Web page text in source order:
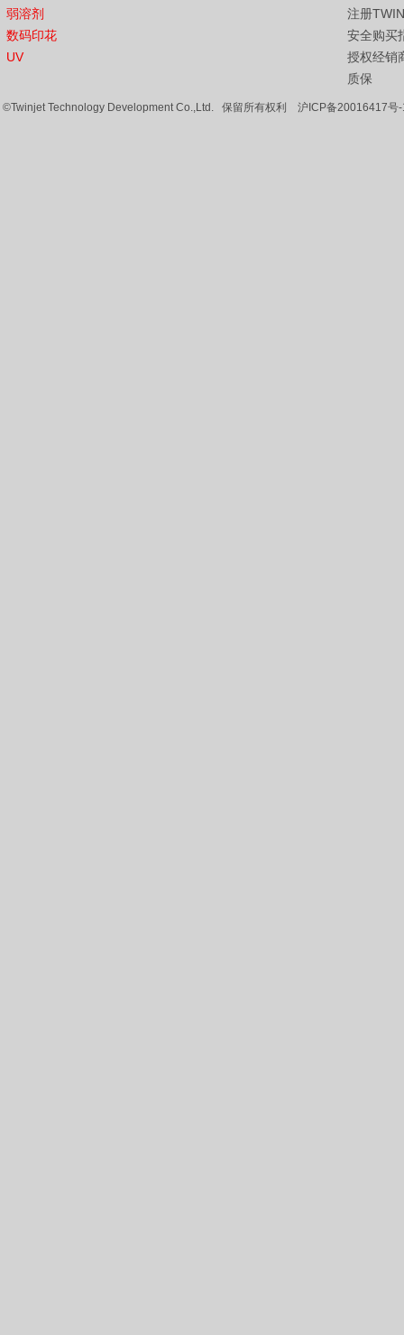
弱溶剂
数码印花
UV
注册
安全购买
授权经销
质保
©Twinjet Technology Development Co.,Ltd. 保留所有权利 沪ICP备20016417号